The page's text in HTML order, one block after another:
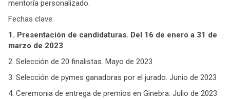
mentoría personalizado.
Fechas clave:
1. Presentación de candidaturas. Del 16 de enero a 31 de
marzo de 2023
2. Selección de 20 finalistas. Mayo de 2023
3. Selección de pymes ganadoras por el jurado. Junio de 2023
4. Ceremonia de entrega de premios en Ginebra. Julio de 2023